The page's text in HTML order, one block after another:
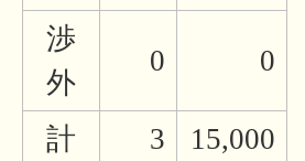
渉
外
0 0
計 3 15,000